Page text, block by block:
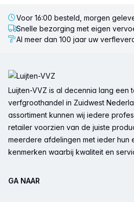
Voor 16:00 besteld, morgen
Snelle bezorging met eigen
Al meer dan 100 jaar uw
Luijten-VVZ is al decennia lang een
verfgroothandel in Zuidwest
assortiment kunnen wij iedere
retailer voorzien van de juiste
meerdere afdelingen met ieder hun
kenmerken waarbij kwaliteit en
GA NAAR